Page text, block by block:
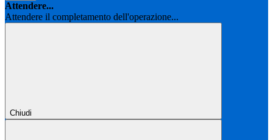
Attendere...
Attendere il completamento dell'operazione...
Chiudi